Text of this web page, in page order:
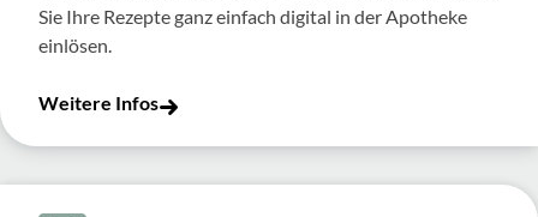
Sie Ihre Rezepte ganz einfach digital in der Apotheke
einlösen.
Weitere Infos